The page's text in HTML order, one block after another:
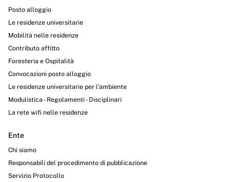
Posto alloggio
Le residenze universitarie
Mobilità nelle residenze
Contributo affitto
Foresteria e Ospitalità
Convocazioni posto alloggio
Le residenze universitarie per l’ambiente
Modulistica - Regolamenti - Disciplinari
La rete wifi nelle residenze
Ente
Chi siamo
Responsabili del procedimento di pubblicazione
Servizio Protocollo